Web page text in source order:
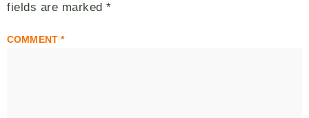
fields are marked *
COMMENT*